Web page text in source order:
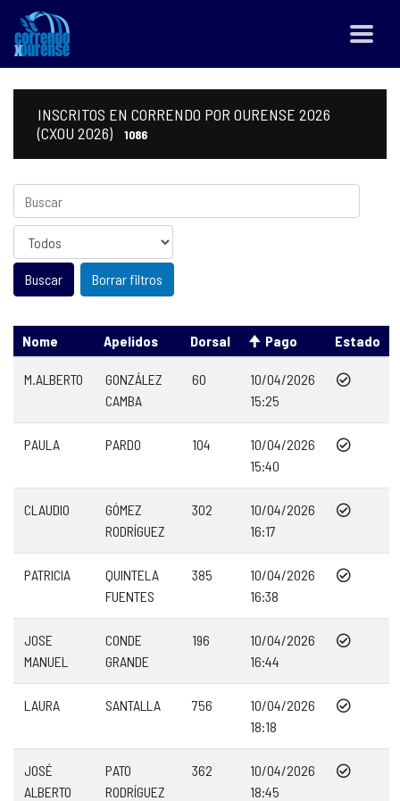
INSCRITOS EN CORRENDO POR OURENSE 2026
(CXOU 2026)
1086
Sexo
Borrar filtros
Nome Apelidos Dorsal Pago Estado
M.ALBERTO
GONZÁLEZ
CAMBA
60
10/04/2026
15:25
PAULA PARDO 104
10/04/2026
15:40
CLAUDIO
GÓMEZ
RODRÍGUEZ
302
10/04/2026
16:17
PATRICIA
QUINTELA
FUENTES
385
10/04/2026
16:38
JOSE
MANUEL
CONDE
GRANDE
196
10/04/2026
16:44
LAURA SANTALLA 756
10/04/2026
18:18
JOSÉ
ALBERTO
PATO
RODRÍGUEZ
362
10/04/2026
18:45